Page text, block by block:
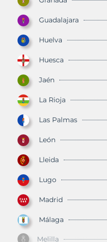
Guadalajara
Huelva
Huesca
Jaén
La Rioja
Las Palmas
León
Lleida
Lugo
Madrid
Málaga
Melilla